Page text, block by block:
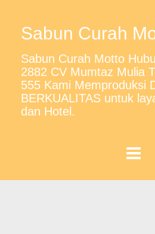
Sabun Curah
Sabun Curah Motto
2882 CV Mumtaz Mulia
555 Kami Memproduksi
BERKUALITAS untuk
dan Hotel.